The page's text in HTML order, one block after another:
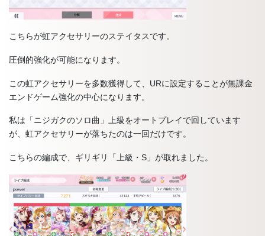
こちらが虹アクセサリーのステイタスです。
圧倒的強化が可能になります。
この虹アクセサリーを多数獲得して、URに設定することが無課金
エンドゲーム強化の中心になります。
私は「ニジガクのソロ曲」上級をオートプレイで回しています
が、虹アクセサリーが落ちたのは一回だけです。
こちらの編成で、ギリギリ「上級・S」が取れました。